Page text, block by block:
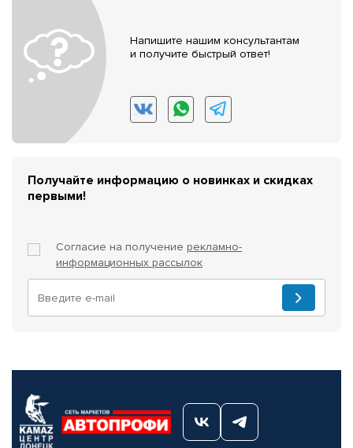
Напишите нашим консультантам
и получите быстрый ответ!
Получайте информацию о новинках и скидках
первыми!
Согласие на получение рекламно-
информационных рассылок